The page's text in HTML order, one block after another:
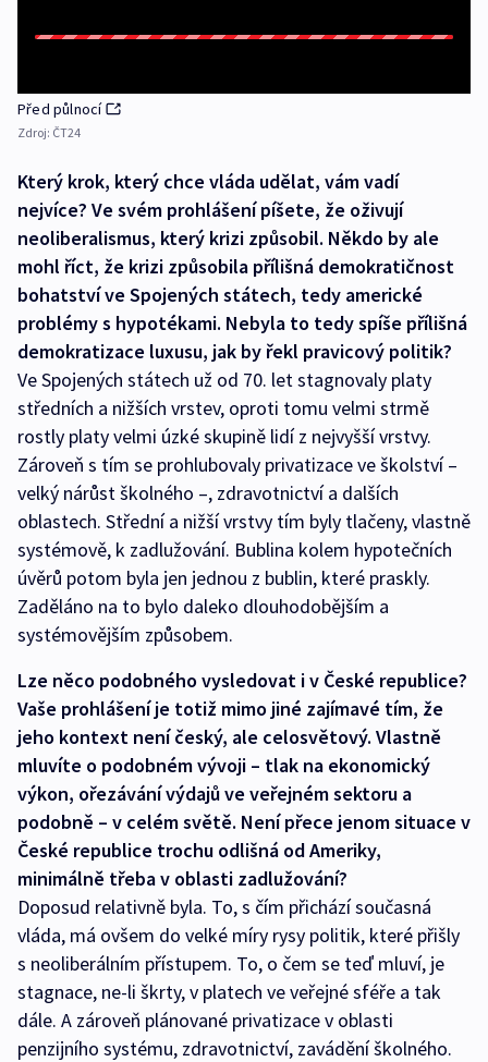
Před půlnocí
Zdroj: ČT24
Který krok, který chce vláda udělat, vám vadí
nejvíce? Ve svém prohlášení píšete, že oživují
neoliberalismus, který krizi způsobil. Někdo by ale
mohl říct, že krizi způsobila přílišná demokratičnost
bohatství ve Spojených státech, tedy americké
problémy s hypotékami. Nebyla to tedy spíše přílišná
demokratizace luxusu, jak by řekl pravicový politik?
Ve Spojených státech už od 70. let stagnovaly platy
středních a nižších vrstev, oproti tomu velmi strmě
rostly platy velmi úzké skupině lidí z nejvyšší vrstvy.
Zároveň s tím se prohlubovaly privatizace ve školství –
velký nárůst školného –, zdravotnictví a dalších
oblastech. Střední a nižší vrstvy tím byly tlačeny, vlastně
systémově, k zadlužování. Bublina kolem hypotečních
úvěrů potom byla jen jednou z bublin, které praskly.
Zaděláno na to bylo daleko dlouhodobějším a
systémovějším způsobem.
Lze něco podobného vysledovat i v České republice?
Vaše prohlášení je totiž mimo jiné zajímavé tím, že
jeho kontext není český, ale celosvětový. Vlastně
mluvíte o podobném vývoji – tlak na ekonomický
výkon, ořezávání výdajů ve veřejném sektoru a
podobně – v celém světě. Není přece jenom situace v
České republice trochu odlišná od Ameriky,
minimálně třeba v oblasti zadlužování?
Doposud relativně byla. To, s čím přichází současná
vláda, má ovšem do velké míry rysy politik, které přišly
s neoliberálním přístupem. To, o čem se teď mluví, je
stagnace, ne-li škrty, v platech ve veřejné sféře a tak
dále. A zároveň plánované privatizace v oblasti
penzijního systému, zdravotnictví, zavádění školného.